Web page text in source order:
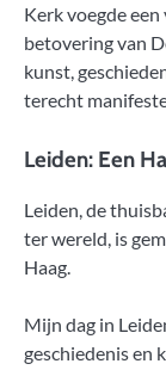
Kerk voegde
betovering van
kunst,
terecht
Leiden: Een
Leiden, de
ter wereld, is
Haag.
Mijn dag in
geschiedenis en